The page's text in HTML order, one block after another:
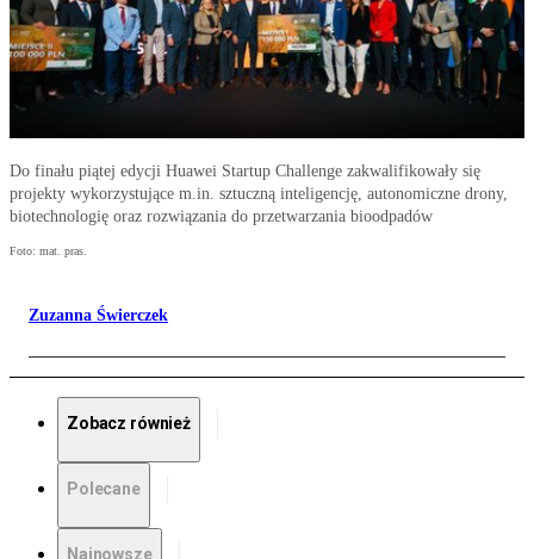
Do finału piątej edycji Huawei Startup Challenge zakwalifikowały się
projekty wykorzystujące m.in. sztuczną inteligencję, autonomiczne drony,
biotechnologię oraz rozwiązania do przetwarzania bioodpadów
Foto: mat. pras.
Zuzanna Świerczek
Zobacz również
Polecane
Najnowsze